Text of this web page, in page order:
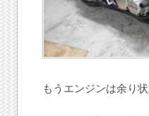
もうエンジンは余り